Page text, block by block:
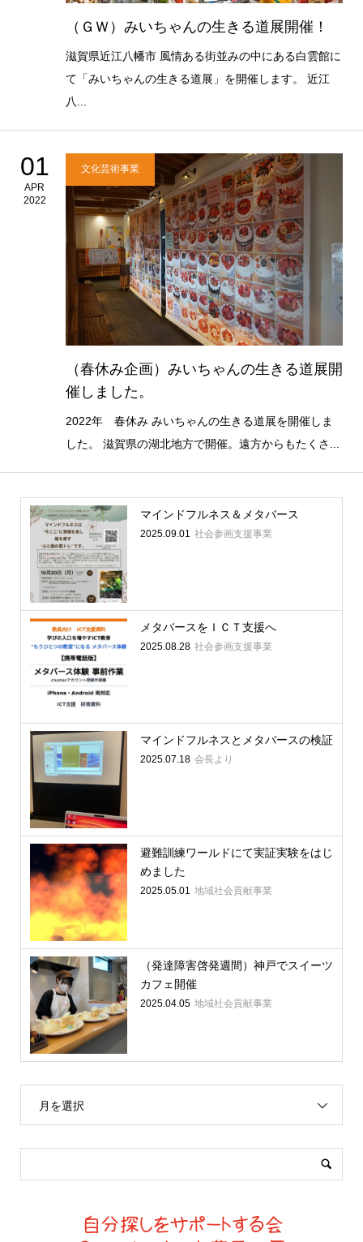
（ＧＷ）みいちゃんの生きる道展開催！
滋賀県近江八幡市 風情ある街並みの中にある白雲館に
て「みいちゃんの生きる道展」を開催します。 近江
八...
01
APR
2022
文化芸術事業
（春休み企画）みいちゃんの生きる道展開
催しました。
2022年 春休み みいちゃんの生きる道展を開催しま
した。 滋賀県の湖北地方で開催。遠方からもたくさ...
マインドフルネス＆メタバース
2025.09.01 社会参画支援事業
メタバースをＩＣＴ支援へ
2025.08.28 社会参画支援事業
マインドフルネスとメタバースの検証
2025.07.18 会長より
避難訓練ワールドにて実証実験をはじ
めました
2025.05.01 地域社会貢献事業
（発達障害啓発週間）神戸でスイーツ
カフェ開催
2025.04.05 地域社会貢献事業
月を選択